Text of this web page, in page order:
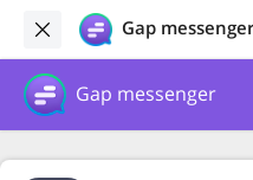
Gap messenger
Gap messenger